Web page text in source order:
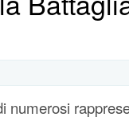
numerosi